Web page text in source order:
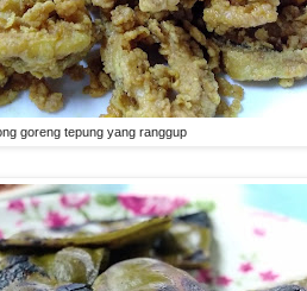
goreng tepung yang ranggup